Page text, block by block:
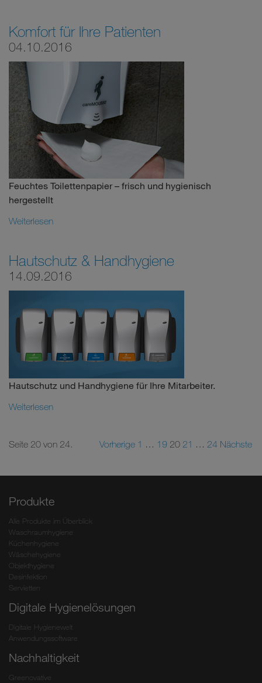
Komfort für Ihre Patienten
04.10.2016
Feuchtes Toilettenpapier – frisch und hygienisch
hergestellt
Weiterlesen
Hautschutz & Handhygiene
14.09.2016
Hautschutz und Handhygiene für Ihre Mitarbeiter.
Weiterlesen
Seite 20 von 24. Vorherige 1 … 19 20 21 … 24 Nächste
Produkte
Alle Produkte im Überblick
Waschraumhygiene
Küchenhygiene
Wäschehygiene
Objekthygiene
Desinfektion
Servietten
Digitale Hygienelösungen
Digitale Hygienewelt
Anwendungssoftware
Nachhaltigkeit
Greenovative